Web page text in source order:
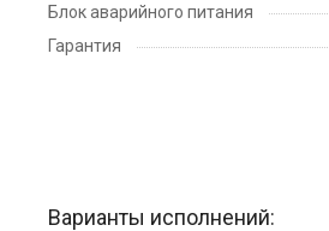
Блок аварийного питания
Гарантия
Варианты исполнений: